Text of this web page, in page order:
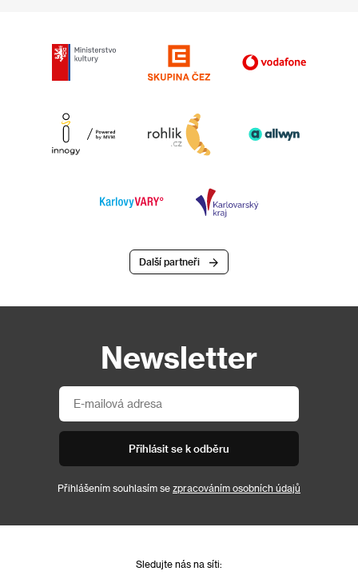
Další partneři
Newsletter
Přihlásit se k odběru
Přihlášením souhlasím se zpracováním osobních údajů
Sledujte nás na síti: